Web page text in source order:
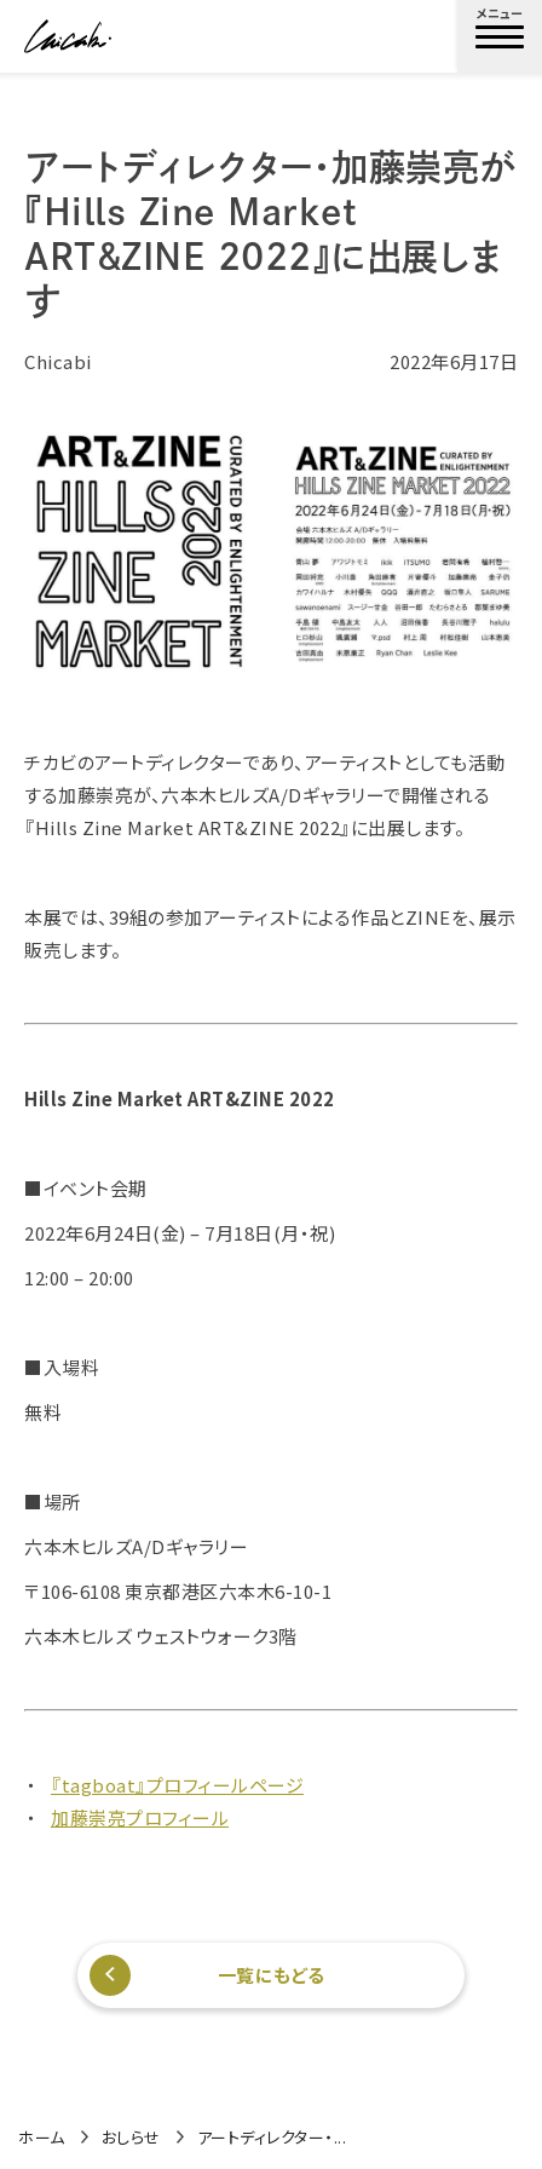
メニュー
アートディレクター・加藤崇亮が
『Hills Zine Market
ART&ZINE 2022』に出展しま
す
Chicabi 2022年6月17日
チカビのアートディレクターであり、アーティストとしても活動
する加藤崇亮が、六本木ヒルズA/Dギャラリーで開催される
『Hills Zine Market ART&ZINE 2022』に出展します。
本展では、39組の参加アーティストによる作品とZINEを、展示
販売します。
Hills Zine Market ART&ZINE 2022
■イベント会期
2022年6月24日(金) – 7月18日(月・祝)
12:00 – 20:00
■入場料
無料
■場所
六本木ヒルズA/Dギャラリー
〒106-6108 東京都港区六本木6-10-1
六本木ヒルズ ウェストウォーク3階
『tagboat』プロフィールページ
加藤崇亮プロフィール
一覧にもどる
ホーム おしらせ アートディレクター・...